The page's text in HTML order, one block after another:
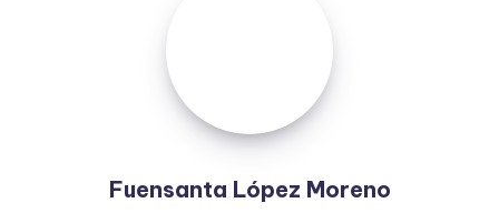
Fuensanta López Moreno